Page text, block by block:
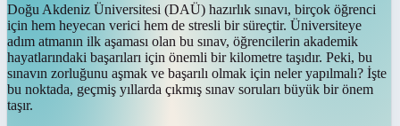
Doğu Akdeniz Üniversitesi (DAÜ) hazırlık sınavı, birçok öğrenci
için hem heyecan verici hem de stresli bir süreçtir. Üniversiteye
adım atmanın ilk aşaması olan bu sınav, öğrencilerin akademik
hayatlarındaki başarıları için önemli bir kilometre taşıdır. Peki, bu
sınavın zorluğunu aşmak ve başarılı olmak için neler yapılmalı? İşte
bu noktada, geçmiş yıllarda çıkmış sınav soruları büyük bir önem
taşır.